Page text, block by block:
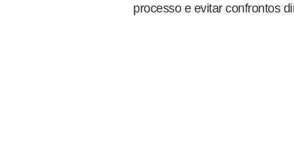
processo e evitar confrontos